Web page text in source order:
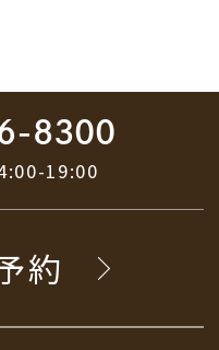
8300
19:00
約